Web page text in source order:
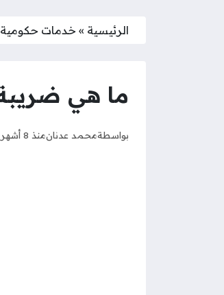
الرئيسية » خدمات حكومية
ما هي ضريبة
بواسطةمحمد عدنانمنذ 8 أشهر